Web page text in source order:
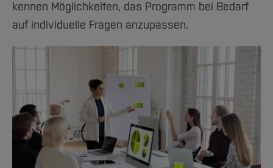
kennen Möglichkeiten, das Programm bei Bedarf
auf individuelle Fragen anzupassen.